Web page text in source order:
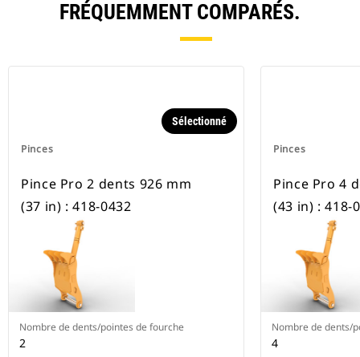
FRÉQUEMMENT COMPARÉS.
Pinces
Sélectionné
Pince Pro 2 dents 926 mm
(37 in) : 418-0432
Nombre de dents/pointes de fourche
2
Pinces
Pince Pro 4
(43 in) : 418-
Nombre de dents/
4